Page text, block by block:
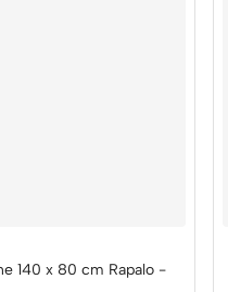
140 x 80 cm Rapalo -